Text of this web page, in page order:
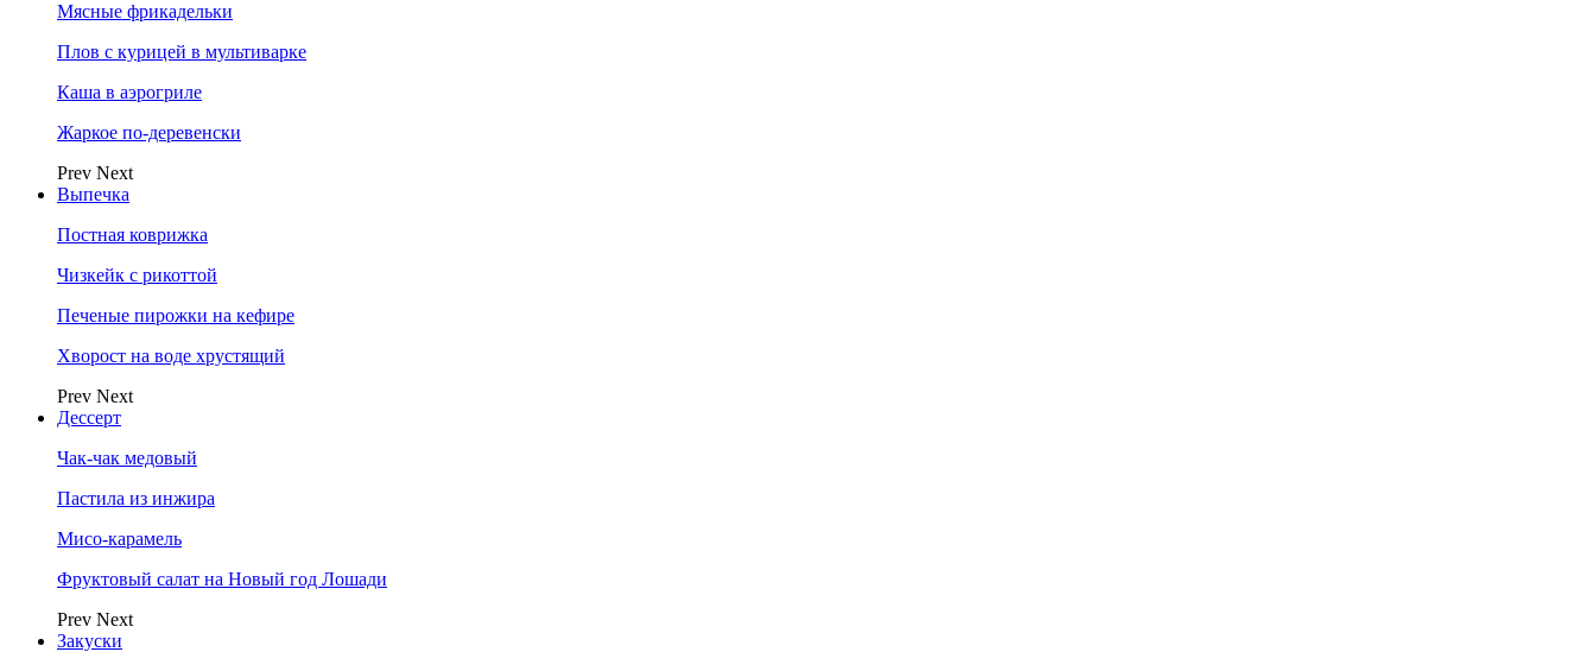
Мясные фрикадельки
Плов с курицей в мультиварке
Каша в аэрогриле
Жаркое по-деревенски
Prev Next
Выпечка
Постная коврижка
Чизкейк с рикоттой
Печеные пирожки на кефире
Хворост на воде хрустящий
Prev Next
Дессерт
Чак-чак медовый
Пастила из инжира
Мисо-карамель
Фруктовый салат на Новый год Лошади
Prev Next
Закуски